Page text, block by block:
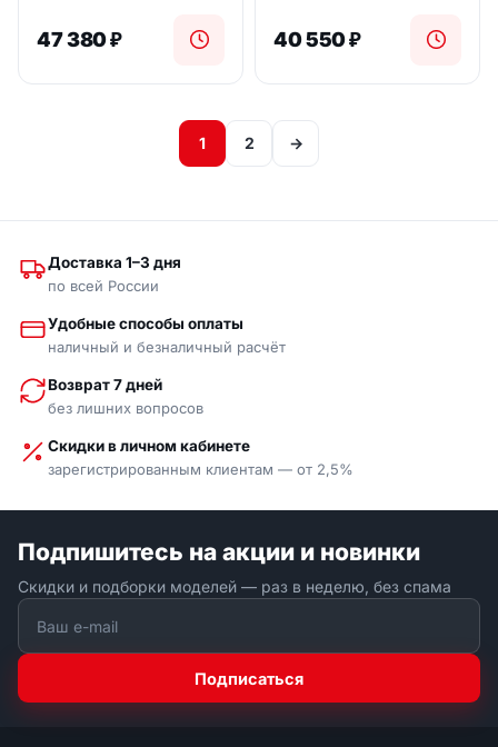
47 380₽ 40 550₽
1 2 →
Доставка 1–3 дня
по всей России
Удобные способы оплаты
наличный и безналичный расчёт
Возврат 7 дней
без лишних вопросов
Скидки в личном кабинете
зарегистрированным клиентам — от 2,5%
Подпишитесь на акции и новинки
Скидки и подборки моделей — раз в неделю, без спама
Подписаться